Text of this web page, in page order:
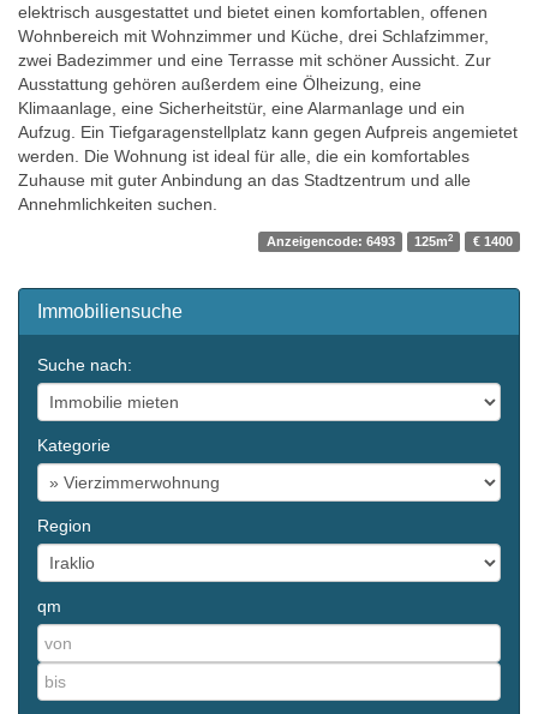
elektrisch ausgestattet und bietet einen komfortablen, offenen
Wohnbereich mit Wohnzimmer und Küche, drei Schlafzimmer,
zwei Badezimmer und eine Terrasse mit schöner Aussicht. Zur
Ausstattung gehören außerdem eine Ölheizung, eine
Klimaanlage, eine Sicherheitstür, eine Alarmanlage und ein
Aufzug. Ein Tiefgaragenstellplatz kann gegen Aufpreis angemietet
werden. Die Wohnung ist ideal für alle, die ein komfortables
Zuhause mit guter Anbindung an das Stadtzentrum und alle
Annehmlichkeiten suchen.
Anzeigencode: 6493 125m2 € 1400
Immobiliensuche
Suche nach:
Kategorie
Region
qm